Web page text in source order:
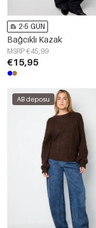
2-5 GÜN
Bağcıklı Kazak
MSRP €45,99
€15,95
AB deposu